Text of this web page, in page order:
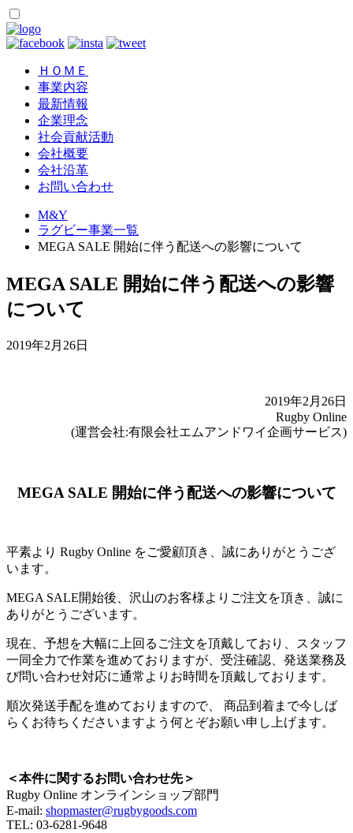
ＨＯＭＥ
事業内容
最新情報
企業理念
社会貢献活動
会社概要
会社沿革
お問い合わせ
M&Y
ラグビー事業一覧
MEGA SALE 開始に伴う配送への影響について
MEGA SALE 開始に伴う配送への影響
について
2019年2月26日
2019年2月26日
Rugby Online
(運営会社:有限会社エムアンドワイ企画サービス)
MEGA SALE 開始に伴う配送への影響について
平素より Rugby Online をご愛顧頂き、誠にありがとうござ
います。
MEGA SALE開始後、沢山のお客様よりご注文を頂き、誠に
ありがとうございます。
現在、予想を大幅に上回るご注文を頂戴しており、スタッフ
一同全力で作業を進めておりますが、受注確認、発送業務及
び問い合わせ対応に通常よりお時間を頂戴しております。
順次発送手配を進めておりますので、 商品到着まで今しば
らくお待ちくださいますよう何とぞお願い申し上げます。
＜本件に関するお問い合わせ先＞
Rugby Online オンラインショップ部門
E-mail: shopmaster@rugbygoods.com
TEL: 03-6281-9648